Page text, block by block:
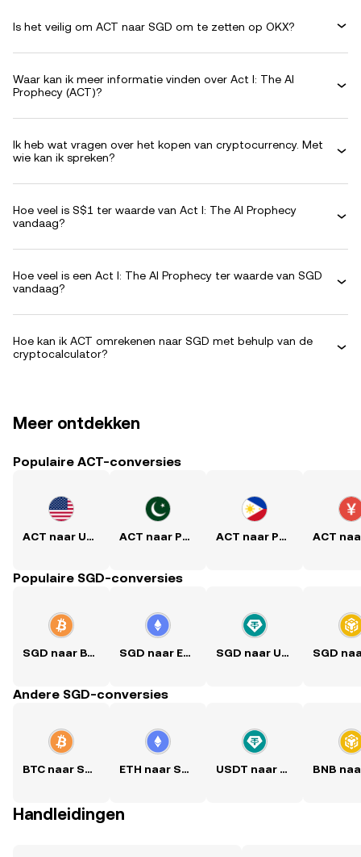
Is het veilig om ACT naar SGD om te zetten op OKX?
Waar kan ik meer informatie vinden over Act I: The AI
Prophecy (ACT)?
Ik heb wat vragen over het kopen van cryptocurrency. Met
wie kan ik spreken?
Hoe veel is S$1 ter waarde van Act I: The AI Prophecy
vandaag?
Hoe veel is een Act I: The AI Prophecy ter waarde van SGD
vandaag?
Hoe kan ik ACT omrekenen naar SGD met behulp van de
cryptocalculator?
Meer ontdekken
Populaire ACT-conversies
ACT naar USD ACT naar PKR ACT naar PHP
Populaire SGD-conversies
SGD naar BTC SGD naar ETH SGD naar USDT
Andere SGD-conversies
BTC naar SGD ETH naar SGD USDT naar SGD
Handleidingen